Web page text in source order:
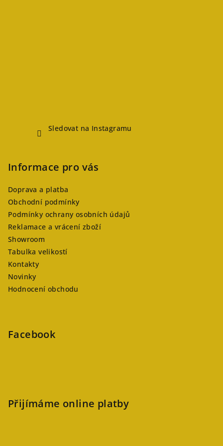
Sledovat na Instagramu
Informace pro vás
Doprava a platba
Obchodní podmínky
Podmínky ochrany osobních údajů
Reklamace a vrácení zboží
Showroom
Tabulka velikostí
Kontakty
Novinky
Hodnocení obchodu
Facebook
Přijímáme online platby